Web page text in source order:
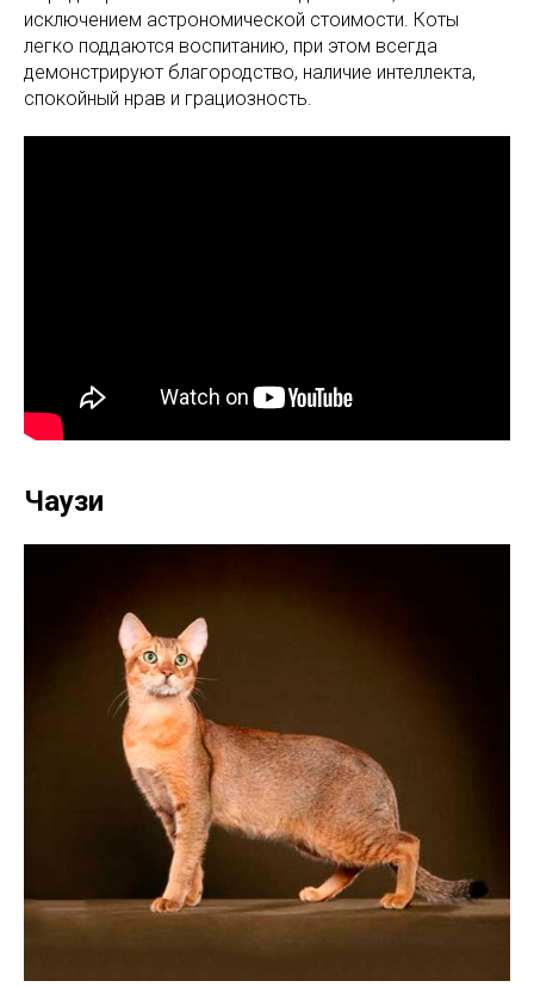
исключением астрономической стоимости. Коты
легко поддаются воспитанию, при этом всегда
демонстрируют благородство, наличие интеллекта,
спокойный нрав и грациозность.
Чаузи